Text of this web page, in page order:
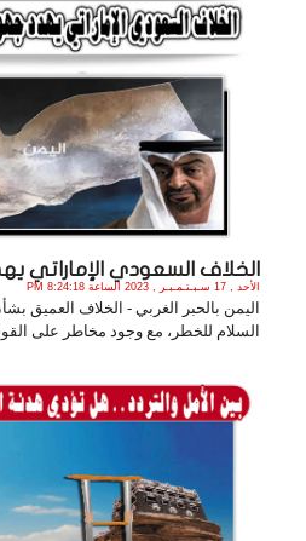
الخلاف السعودي الإماراتي
الأحد , 17 سـبـتـمـبـر , 2023 الساعة 8:24:18 PM
اليمن بالحبر الغربي - الخلاف العميق
السلام للخطر، مع وجود مخاطر على